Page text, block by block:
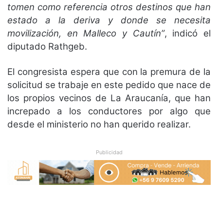
tomen como referencia otros destinos que han
estado a la deriva y donde se necesita
movilización, en Malleco y Cautín”, indicó el
diputado Rathgeb.
El congresista espera que con la premura de la
solicitud se trabaje en este pedido que nace de
los propios vecinos de La Araucanía, que han
increpado a los conductores por algo que
desde el ministerio no han querido realizar.
Publicidad